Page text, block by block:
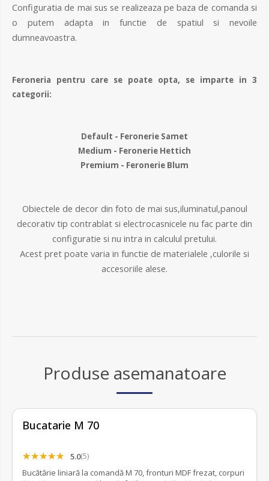
Configuratia de mai sus se realizeaza pe baza de comanda si
o putem adapta in functie de spatiul si nevoile
dumneavoastra.
Feroneria pentru care se poate opta, se imparte in 3
categorii:
Default - Feronerie Samet
Medium - Feronerie Hettich
Premium - Feronerie Blum
Obiectele de decor din foto de mai sus,iluminatul,panoul
decorativ tip contrablat si electrocasnicele nu fac parte din
configuratie si nu intra in calculul pretului.
Acest pret poate varia in functie de materialele ,culorile si
accesoriile alese.
Produse asemanatoare
Bucatarie M 70
5.0(5)
Bucătărie liniară la comandă M 70, fronturi MDF frezat, corpuri